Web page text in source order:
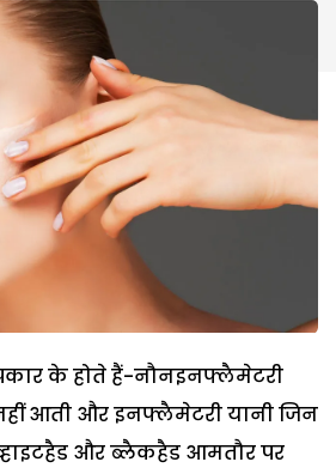
के होते हैं-नौनइनफ्लैमेटरी
आती और इनफ्लैमेटरी यानी जिन
और ब्लैकहैड आमतौर पर